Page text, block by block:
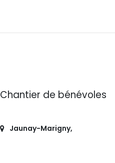
Chantier de bénévoles
Jaunay-Marigny,